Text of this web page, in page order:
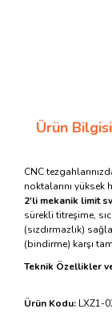
Ürün Bilgisi
CNC
noktalarını
2'li mekanik limit
sürekli titreşime,
(sızdırmazlık)
(bindirme) karşı
Teknik Özellikler
Ürün Kodu: LXZ1-